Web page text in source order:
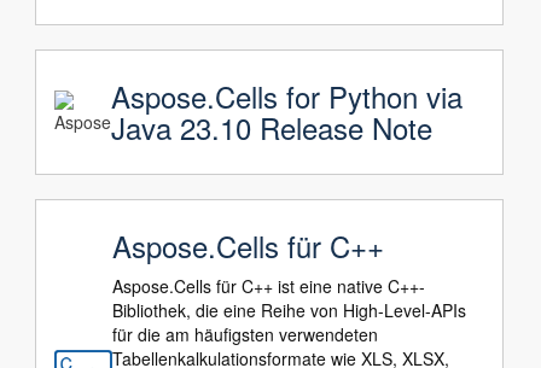
Aspose.Cells for Python via
Java 23.10 Release Note
Aspose.Cells für C++
Aspose.Cells für C++ ist eine native C++-
Bibliothek, die eine Reihe von High-Level-APIs
für die am häufigsten verwendeten
Tabellenkalkulationsformate wie XLS, XLSX,